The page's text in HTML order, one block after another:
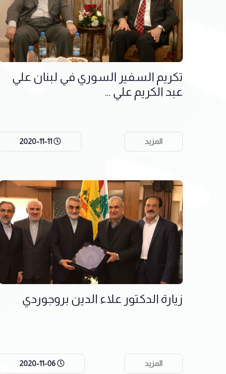
تكريم السفير السوري في لبنان علي
عبد الكريم علي ...
المزيد
زيارة الدكتور علاء الدين بروجوردي
المزيد